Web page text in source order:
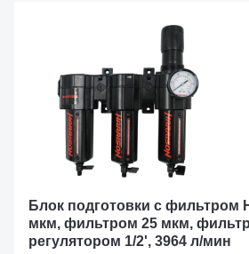
Блок подготовки с фильтром
мкм, фильтром 25 мкм,
регулятором 1/2', 3964 л/мин